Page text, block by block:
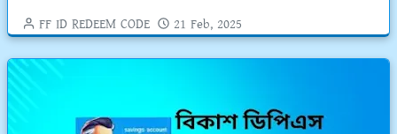
FF ID REDEEM CODE 21 Feb, 2025